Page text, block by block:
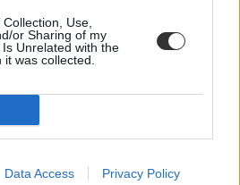
Use,
or Sharing of my
Unrelated with the
was collected.
Data Access Privacy Policy